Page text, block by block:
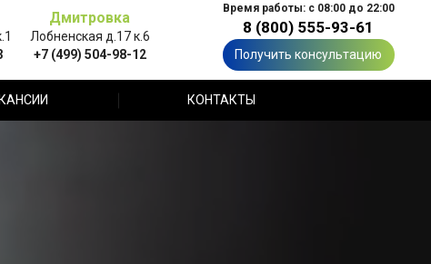
Дмитровка
Лобненская д.17 к.6
+7 (499) 504-98-12
Время работы: с 08:00 до 22:00
8 (800) 555-93-61
Получить консультацию
КОНТАКТЫ